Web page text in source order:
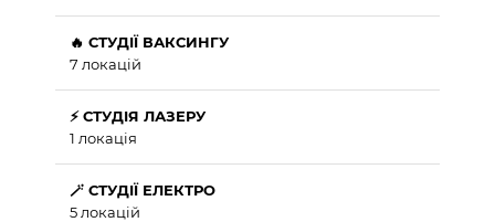
🔥 СТУДІЇ ВАКСИНГУ
7 локацій
⚡ СТУДІЯ ЛАЗЕРУ
1 локація
🪄 СТУДІЇ ЕЛЕКТРО
5 локацій